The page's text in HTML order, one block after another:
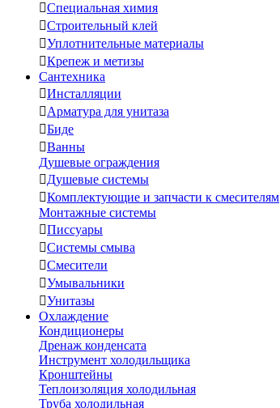
Специальная химия
Строительный клей
Уплотнительные материалы
Крепеж и метизы
Сантехника
Инсталляции
Арматура для унитаза
Биде
Ванны
Душевые ограждения
Душевые системы
Комплектующие и запчасти к смесителям
Монтажные системы
Писсуары
Системы смыва
Смесители
Умывальники
Унитазы
Охлаждение
Кондиционеры
Дренаж конденсата
Инструмент холодильщика
Кронштейны
Теплоизоляция холодильная
Труба холодильная